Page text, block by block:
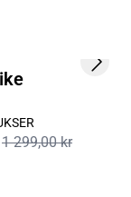
1 299,00 kr
Next